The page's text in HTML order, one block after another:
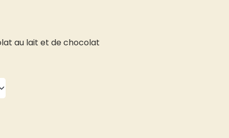
au lait et de chocolat